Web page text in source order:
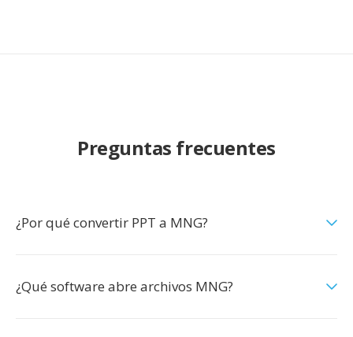
Preguntas frecuentes
¿Por qué convertir PPT a MNG?
¿Qué software abre archivos MNG?